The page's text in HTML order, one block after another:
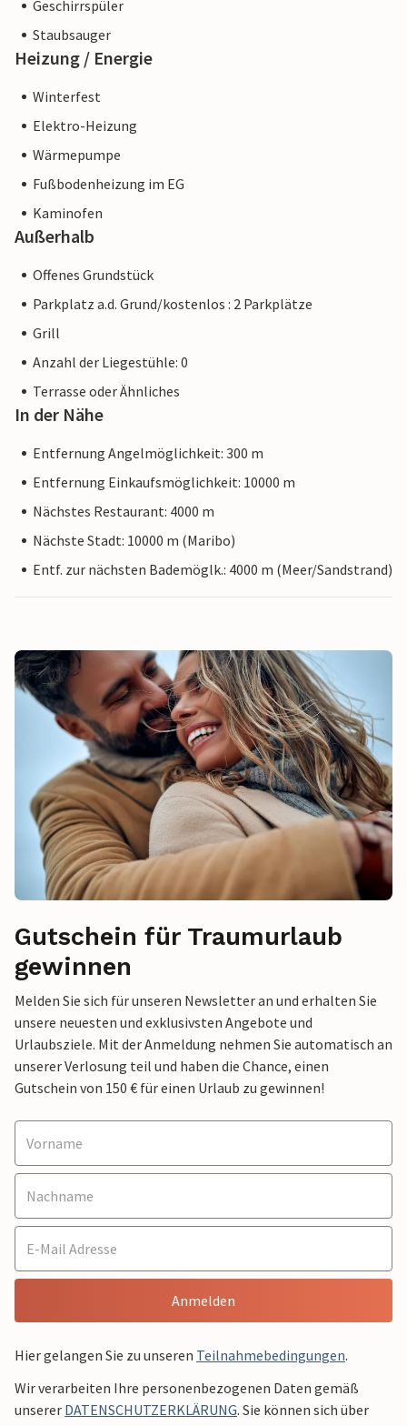
Geschirrspüler
Staubsauger
Heizung / Energie
Winterfest
Elektro-Heizung
Wärmepumpe
Fußbodenheizung im EG
Kaminofen
Außerhalb
Offenes Grundstück
Parkplatz a.d. Grund/kostenlos : 2 Parkplätze
Grill
Anzahl der Liegestühle: 0
Terrasse oder Ähnliches
In der Nähe
Entfernung Angelmöglichkeit: 300 m
Entfernung Einkaufsmöglichkeit: 10000 m
Nächstes Restaurant: 4000 m
Nächste Stadt: 10000 m (Maribo)
Entf. zur nächsten Bademöglk.: 4000 m (Meer/Sandstrand)
Gutschein für Traumurlaub
gewinnen
Melden Sie sich für unseren Newsletter an und erhalten Sie
unsere neuesten und exklusivsten Angebote und
Urlaubsziele. Mit der Anmeldung nehmen Sie automatisch an
unserer Verlosung teil und haben die Chance, einen
Gutschein von 150 € für einen Urlaub zu gewinnen!
Anmelden
Hier gelangen Sie zu unseren Teilnahmebedingungen.
Wir verarbeiten Ihre personenbezogenen Daten gemäß
unserer DATENSCHUTZERKLÄRUNG. Sie können sich über